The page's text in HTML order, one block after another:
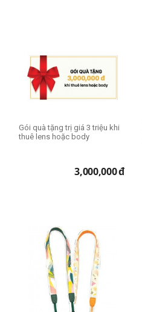
Gói quà tặng trị giá 3 triệu khi
thuê lens hoặc body
3,000,000đ